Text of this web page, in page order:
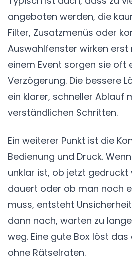
angeboten werden, die
Filter, Zusatzmenüs oder
Auswahlfenster wirken erst
einem Event sorgen sie oft
Verzögerung. Die bessere
ein klarer, schneller Ablauf
verständlichen Schritten.
Ein weiterer Punkt ist die
Bedienung und Druck.
unklar ist, ob jetzt gedruckt
dauert oder ob man noch
muss, entsteht
dann nach, warten zu
weg. Eine gute Box löst
ohne Rätselraten.